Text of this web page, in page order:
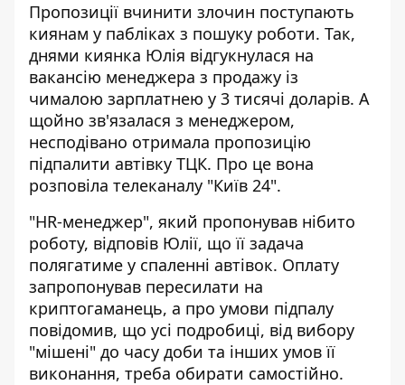
Пропозиції вчинити злочин поступають
киянам у пабліках з пошуку роботи. Так,
днями киянка Юлія відгукнулася на
вакансію менеджера з продажу із
чималою зарплатнею у 3 тисячі доларів. А
щойно зв'язалася з менеджером,
несподівано отримала пропозицію
підпалити автівку ТЦК. Про це вона
розповіла телеканалу "Київ 24".
"HR-менеджер", який пропонував нібито
роботу, відповів Юлії, що її задача
полягатиме у спаленні автівок. Оплату
запропонував пересилати на
криптогаманець, а про умови підпалу
повідомив, що усі подробиці, від вибору
"мішені" до часу доби та інших умов її
виконання, треба обирати самостійно.